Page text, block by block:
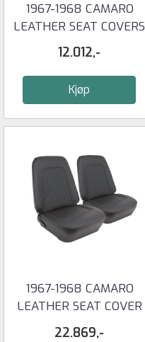
1967-1968 CAMARO
LEATHER SEAT COVERS
- STANDARD ...
12.012,-
Kjøp
1967-1968 CAMARO
LEATHER SEAT COVER
SET - COUPE ...
22.869,-